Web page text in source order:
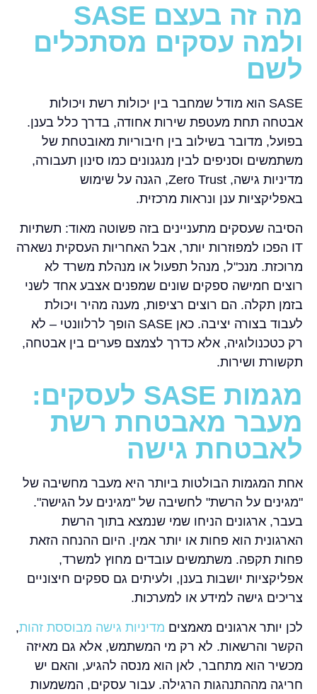
מה זה בעצם SASE
ולמה עסקים מסתכלים
לשם
SASE הוא מודל שמחבר בין יכולות רשת ויכולות
אבטחה תחת מעטפת שירות אחודה, בדרך כלל בענן.
בפועל, מדובר בשילוב בין חיבוריות מאובטחת של
משתמשים וסניפים לבין מנגנונים כמו סינון תעבורה,
מדיניות גישה, Zero Trust, הגנה על שימוש
באפליקציות ענן ונראות מרכזית.
הסיבה שעסקים מתעניינים בזה פשוטה מאוד: תשתיות
IT הפכו למפוזרות יותר, אבל האחריות העסקית נשארה
מרוכזת. מנכ"ל, מנהל תפעול או מנהלת משרד לא
רוצים חמישה ספקים שונים שמפנים אצבע אחד לשני
בזמן תקלה. הם רוצים רציפות, מענה מהיר ויכולת
לעבוד בצורה יציבה. כאן SASE הופך לרלוונטי – לא
רק כטכנולוגיה, אלא כדרך לצמצם פערים בין אבטחה,
תקשורת ושירות.
מגמות SASE לעסקים:
מעבר מאבטחת רשת
לאבטחת גישה
אחת המגמות הבולטות ביותר היא מעבר מחשיבה של
"מגינים על הרשת" לחשיבה של "מגינים על הגישה".
בעבר, ארגונים הניחו שמי שנמצא בתוך הרשת
הארגונית הוא פחות או יותר אמין. היום ההנחה הזאת
פחות תקפה. משתמשים עובדים מחוץ למשרד,
אפליקציות יושבות בענן, ולעיתים גם ספקים חיצוניים
צריכים גישה למידע או למערכות.
לכן יותר ארגונים מאמצים מדיניות גישה מבוססת זהות,
הקשר והרשאות. לא רק מי המשתמש, אלא גם מאיזה
מכשיר הוא מתחבר, לאן הוא מנסה להגיע, והאם יש
חריגה מההתנהגות הרגילה. עבור עסקים, המשמעות